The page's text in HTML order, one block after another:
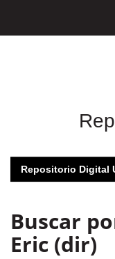
Repositorio Digital
Buscar
Eric (dir)